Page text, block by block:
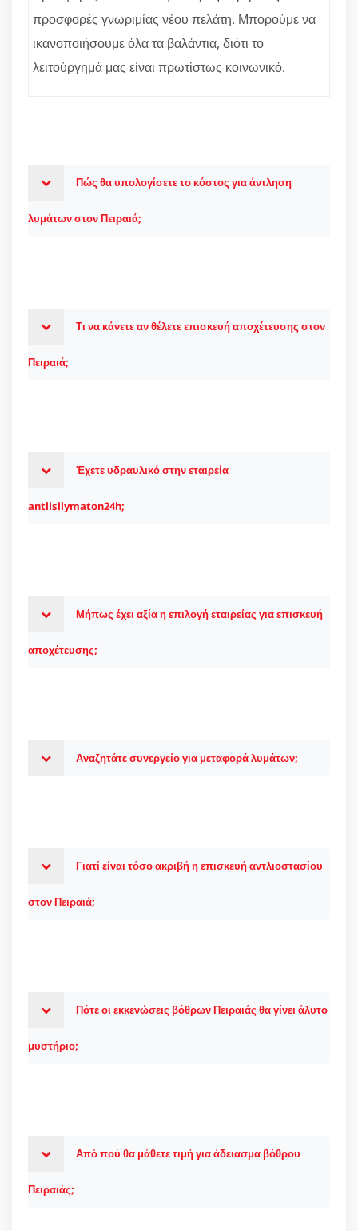
προσφορές γνωριμίας νέου πελάτη. Μπορούμε να
ικανοποιήσουμε όλα τα βαλάντια, διότι το
λειτούργημά μας είναι πρωτίστως κοινωνικό.
Πώς θα υπολογίσετε το κόστος για άντληση
λυμάτων στον Πειραιά;
Τι να κάνετε αν θέλετε επισκευή αποχέτευσης στον
Πειραιά;
Έχετε υδραυλικό στην εταιρεία
antlisilymaton24h;
Μήπως έχει αξία η επιλογή εταιρείας για επισκευή
αποχέτευσης;
Αναζητάτε συνεργείο για μεταφορά λυμάτων;
Γιατί είναι τόσο ακριβή η επισκευή αντλιοστασίου
στον Πειραιά;
Πότε οι εκκενώσεις βόθρων Πειραιάς θα γίνει άλυτο
μυστήριο;
Από πού θα μάθετε τιμή για άδειασμα βόθρου
Πειραιάς;